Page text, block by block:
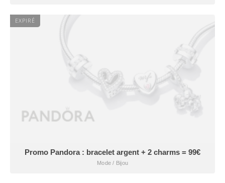
EXPIRÉ
Promo Pandora : bracelet argent + 2 charms = 99€
Mode / Bijou